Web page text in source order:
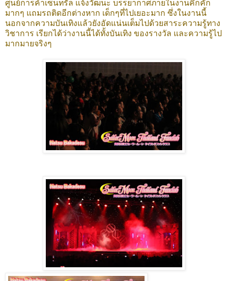
ศูนย์การค้าเซ็นทรัล แจ้งวัฒนะ บรรยากาศภายในงานคึกคัก
มากๆ แถมรถติดอีกต่างหาก เด็กๆที่ไปเยอะมาก ซึ่งในงานนี้
นอกจากความบันเทิงแล้วยังอัดแน่นเต็มไปด้วยสาระความรู้ทาง
วิชาการ เรียกได้ว่างานนี้ได้ทั้งบันเทิง ของรางวัล และความรู้ไป
มากมายจริงๆ